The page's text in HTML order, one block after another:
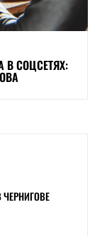
В СОЦСЕТЯХ:
ЧЕРНИГОВЕ